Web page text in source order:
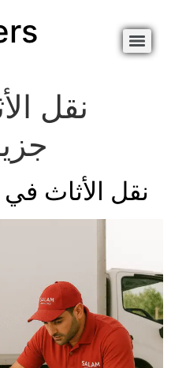
نقل
نقل الأثاث